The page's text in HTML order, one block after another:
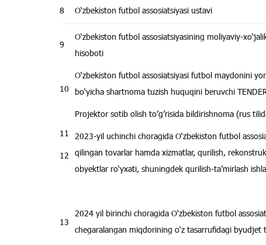
8 O‘zbekiston futbol assosiatsiyasi ustavi
9
10
11
12
13
O‘zbekiston futbol assosiatsiyasining moliyaviy-
hisoboti
O‘zbekiston futbol assosiatsiyasi futbol maydonini
bo‘yicha shartnoma tuzish huquqini beruvchi
Projektor sotib olish to’g’risida bildirishnoma (rus
2023-yil uchinchi choragida O‘zbekiston futbol
qilingan tovarlar hamda xizmatlar, qurilish,
obyektlar ro‘yxati, shuningdek qurilish-ta’mirlash
2024 yil birinchi choragida O‘zbekiston futbol
chegaralangan miqdorining o‘z tasarrufidagi byudjet